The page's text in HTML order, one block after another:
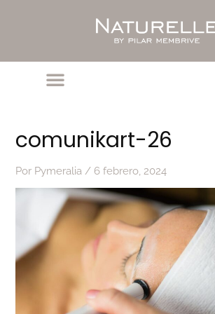
comunikart-26
Por Pymeralia / 6 febrero, 2024